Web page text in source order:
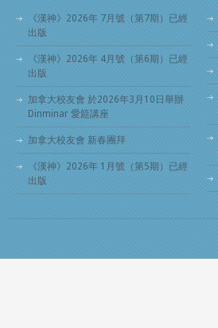
《漢神》2026年 7月號（第7期）已經
出版
《漢神》2026年 4月號（第6期）已經
出版
加拿大校友會 於2026年3月10日舉辦
Dinminar 愛筵講座
加拿大校友會 新春團拜
《漢神》2026年 1月號（第5期）已經
出版